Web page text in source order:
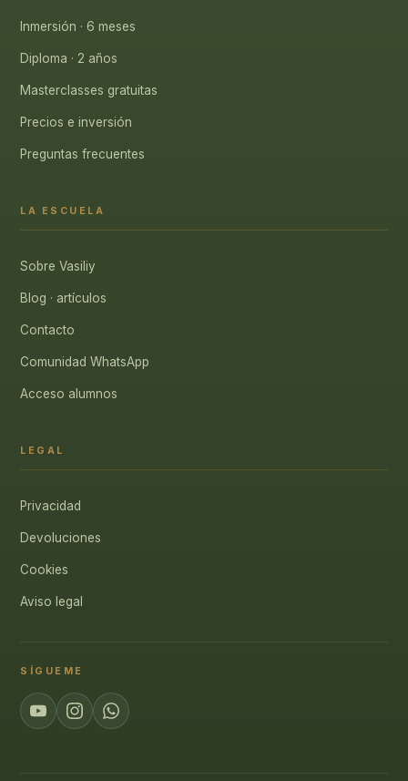
Inmersión · 6 meses
Diploma · 2 años
Masterclasses gratuitas
Precios e inversión
Preguntas frecuentes
LA ESCUELA
Sobre Vasiliy
Blog · artículos
Contacto
Comunidad WhatsApp
Acceso alumnos
LEGAL
Privacidad
Devoluciones
Cookies
Aviso legal
SÍGUEME